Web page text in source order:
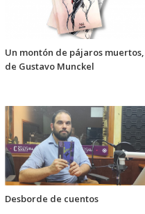
Un montón de pájaros muertos,
de Gustavo Munckel
Desborde de cuentos